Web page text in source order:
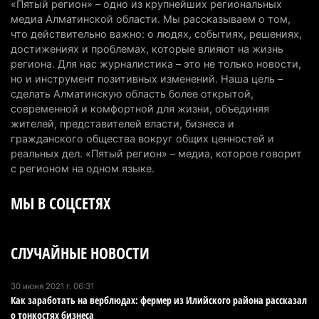
Казахстан может начать выпуск экологичного
топлива для самолетов: пилотный проект
запустят в Алатау
5 августа 2026 г. 12:32 191
Туриста с тяжелыми травмами эвакуировали в
горах Алматинской области после камнепада
5 августа 2026 г. 11:23 162
Алматинской области, судят спустя год после
катеров для Formula-1 H2O и откроют академию
пилотов
«Пятый регион» – одно из крупнейших региональных
медиа Алматинской области. Мы рассказываем о том,
что действительно важно: о людях, событиях, решениях,
достижениях и проблемах, которые влияют на жизнь
региона. Для нас журналистика – это не только новости,
но и инструмент позитивных изменений. Наша цель –
сделать Алматинскую область более открытой,
современной и комфортной для жизни, объединяя
жителей, представителей власти, бизнеса и
гражданского общества вокруг общих ценностей и
реальных дел. «Пятый регион» – медиа, которое говорит
с регионом на одном языке.
МЫ В СОЦСЕТЯХ
СЛУЧАЙНЫЕ НОВОСТИ
30 июня 2021 г. 06:31
Как заработать на верблюдах: фермер из Илийского района рассказал
о тонкостях бизнеса